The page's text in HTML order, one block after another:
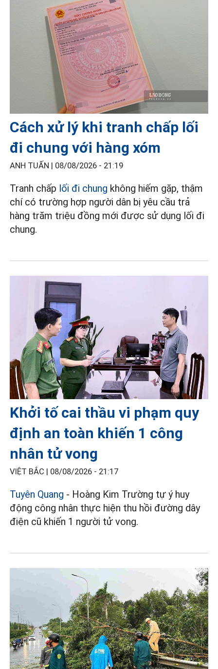
Cách xử lý khi tranh chấp lối
đi chung với hàng xóm
ANH TUẤN | 08/08/2026 - 21:19
Tranh chấp lối đi chung không hiếm gặp, thậm
chí có trường hợp người dân bị yêu cầu trả
hàng trăm triệu đồng mới được sử dụng lối đi
chung.
Khởi tố cai thầu vi phạm quy
định an toàn khiến 1 công
nhân tử vong
VIỆT BẮC | 08/08/2026 - 21:17
Tuyên Quang - Hoàng Kim Trường tự ý huy
động công nhân thực hiện thu hồi đường dây
điện cũ khiến 1 người tử vong.